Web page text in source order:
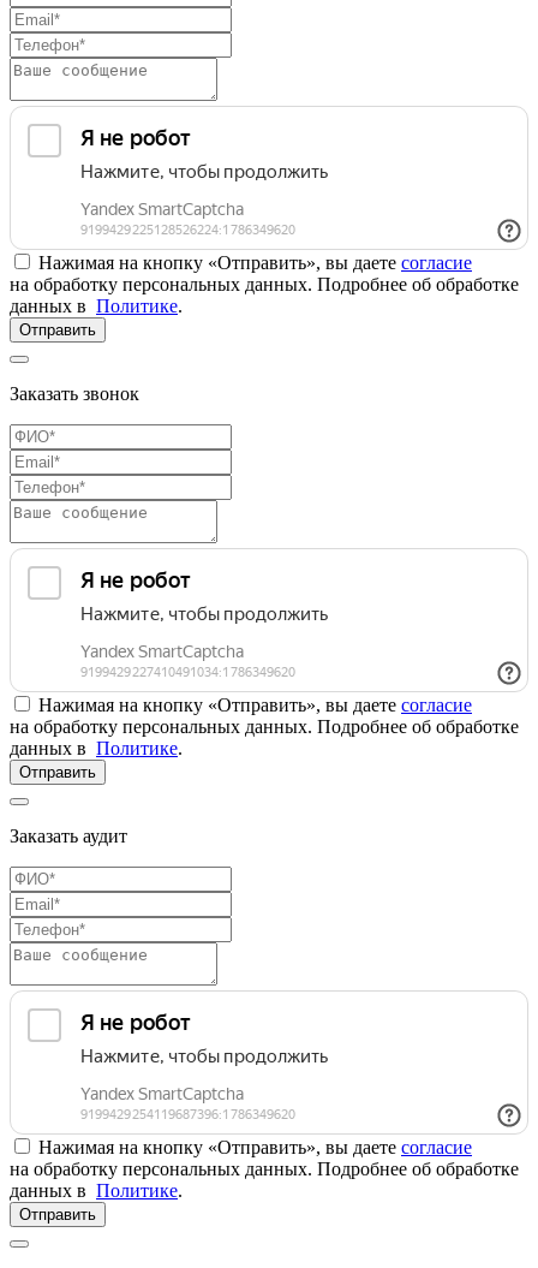
Нажимая на кнопку «Отправить», вы даете согласие
на обработку персональных данных. Подробнее об обработке
данных в Политике.
Отправить
Заказать звонок
Нажимая на кнопку «Отправить», вы даете согласие
на обработку персональных данных. Подробнее об обработке
данных в Политике.
Отправить
Заказать аудит
Нажимая на кнопку «Отправить», вы даете согласие
на обработку персональных данных. Подробнее об обработке
данных в Политике.
Отправить